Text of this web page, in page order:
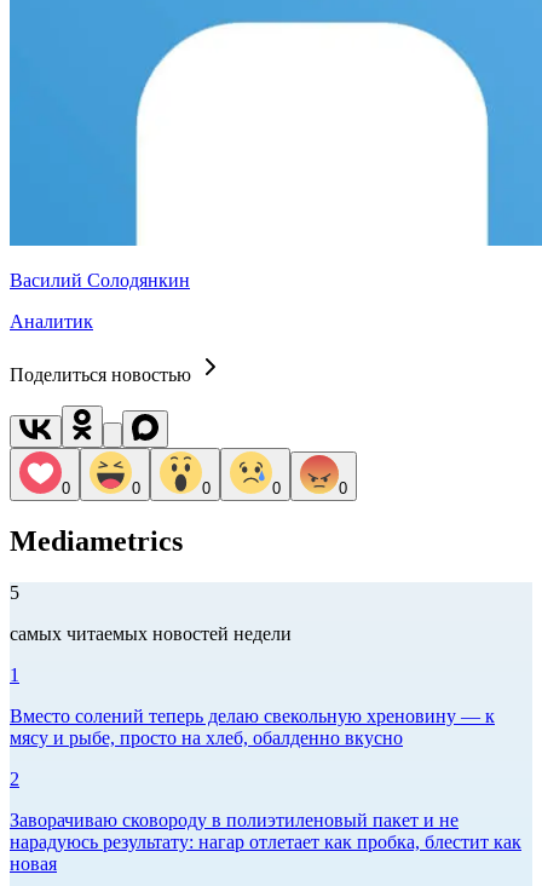
Василий Солодянкин
Аналитик
Поделиться новостью
0 0 0 0 0
Mediametrics
5
самых читаемых новостей недели
1
Вместо солений теперь делаю свекольную хреновину — к
мясу и рыбе, просто на хлеб, обалденно вкусно
2
Заворачиваю сковороду в полиэтиленовый пакет и не
нарадуюсь результату: нагар отлетает как пробка, блестит как
новая